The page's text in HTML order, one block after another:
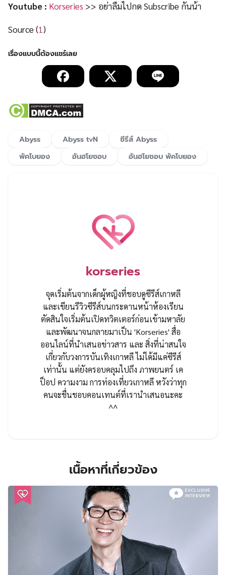
Youtube : Korseries >> อย่าลืมไปกด Subscribe กันน้า
Source (1)
Abyss Abyss tvN
ซีรีส์ Abyss
พัคโบยอง
อันฮโยซอบ อันฮโยซอบ พัคโบยอง
korseries
จุดเริ่มต้นจากเด็กผู้หญิงที่ชอบดูซีรีส์เกาหลี
และเขียนรีวิวซีรีส์บนกระดานหน้าห้องเรียน
ตัดสินใจเริ่มต้นเปิดทวิตเตอร์ก่อนเข้ามหาลัย
และพัฒนาจนกลายมาเป็น 'Korseries' สื่อ
ออนไลน์ที่นำเสนอข่าวสาร และ สิ่งที่น่าสนใจ
เกี่ยวกับวงการบันเทิงเกาหลี ไม่ได้มีแค่ซีรีส์
เท่านั้น แต่ยังครอบคลุมไปถึง ภาพยนตร์ เค
ป็อป ความงาม การท่องเที่ยวเกาหลี หวังว่าทุก
คนจะชื่นชอบคอนเทนต์ที่เรานำเสนอนะคะ
^^
เนื้อหาที่เกี่ยวข้อง